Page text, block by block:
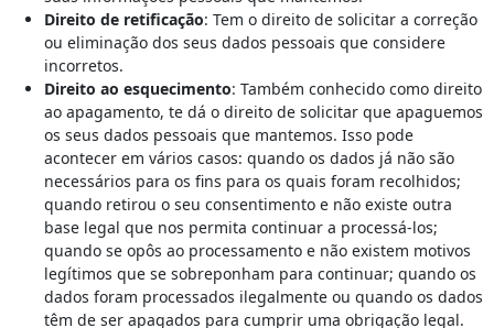
Direito de retificação: Tem o direito de solicitar a correção
ou eliminação dos seus dados pessoais que considere
incorretos.
Direito ao esquecimento: Também conhecido como direito
ao apagamento, te dá o direito de solicitar que apaguemos
os seus dados pessoais que mantemos. Isso pode
acontecer em vários casos: quando os dados já não são
necessários para os fins para os quais foram recolhidos;
quando retirou o seu consentimento e não existe outra
base legal que nos permita continuar a processá-los;
quando se opôs ao processamento e não existem motivos
legítimos que se sobreponham para continuar; quando os
dados foram processados ilegalmente ou quando os dados
têm de ser apagados para cumprir uma obrigação legal.